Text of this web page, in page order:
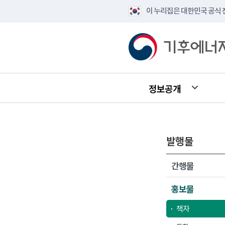
이 누리집은 대한민국 공식
정보공개
발행물
간행물
홍보물
책자